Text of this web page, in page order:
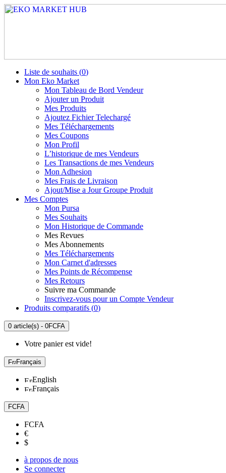
Liste de souhaits (0)
Mon Eko Market
Mon Tableau de Bord Vendeur
Ajouter un Produit
Mes Produits
Ajoutez Fichier Telechargé
Mes Téléchargements
Mes Coupons
Mon Profil
L’historique de mes Vendeurs
Les Transactions de mes Vendeurs
Mon Adhesion
Mes Frais de Livraison
Ajout/Mise a Jour Groupe Produit
Mes Comptes
Mon Pursa
Mes Souhaits
Mon Historique de Commande
Mes Revues
Mes Abonnements
Mes Téléchargements
Mon Carnet d'adresses
Mes Points de Récompense
Mes Retours
Suivre ma Commande
Inscrivez-vous pour un Compte Vendeur
Produits comparatifs (0)
0 article(s) - 0FCFA
Votre panier est vide!
Français
English
Français
FCFA
FCFA
€
$
à propos de nous
Se connecter